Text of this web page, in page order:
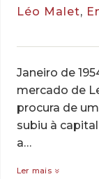
Léo Malet,
Janeiro de
mercado de
procura de
subiu à
a…
Ler mais